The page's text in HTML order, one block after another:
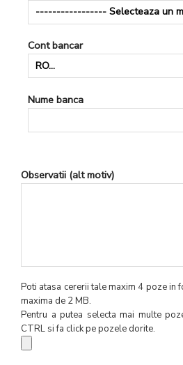
Cont bancar
Nume banca
Observatii (alt motiv)
Poti atasa cererii tale maxim 4 poze in
maxima de 2 MB.
Pentru a putea selecta mai multe
CTRL si fa click pe pozele dorite.